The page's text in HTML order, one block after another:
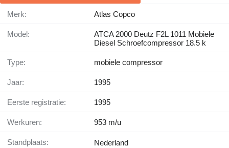
Merk: Atlas Copco
Model:
ATCA 2000 Deutz F2L 1011 Mobiele
Diesel Schroefcompressor 18.5 k
Type: mobiele compressor
Jaar: 1995
Eerste registratie: 1995
Werkuren: 953 m/u
Standplaats:
Nederland